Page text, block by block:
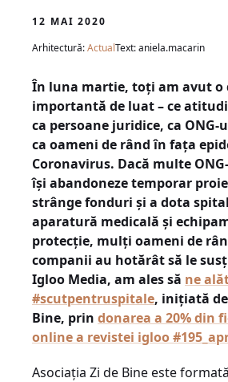
12 MAI 2020
Arhitectură:ActualText: aniela.macarin
În luna martie, toți am avut o
importantă de luat – ce
ca persoane juridice, ca ONG-
ca oameni de rând în fața
Coronavirus. Dacă multe
își abandoneze temporar
strânge fonduri și a dota
aparatură medicală și
protecție, mulți oameni de
companii au hotărât să le
Igloo Media, am ales să ne
#scutpentruspitale, inițiată
Bine, prin donarea a 20% din
online a revistei igloo
Asociația Zi de Bine este